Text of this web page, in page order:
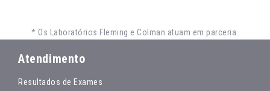
* Os Laboratórios Fleming e Colman atuam em parceria.
Atendimento
Resultados de Exames